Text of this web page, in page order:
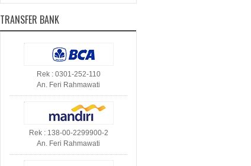
TRANSFER BANK
Rek : 0301-252-110
An. Feri Rahmawati
Rek : 138-00-2299900-2
An. Feri Rahmawati